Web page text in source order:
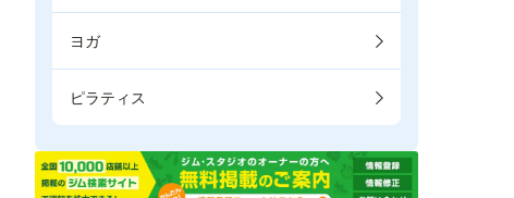
ヨガ
ピラティス